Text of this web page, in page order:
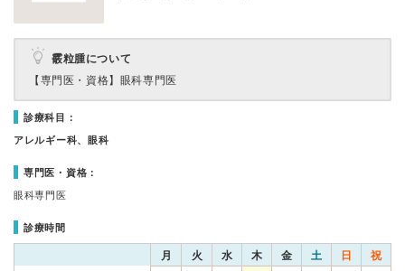
霰粒腫について
【専門医・資格】 眼科専門医
診療科目：
アレルギー科、眼科
専門医・資格：
眼科専門医
診療時間
月 火 水 木 金 土 日 祝